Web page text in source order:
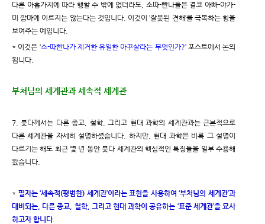
다른 아홉가지에 따라 행할 수 밖에 없더라도, 소따-빤나들은 결코 아빠-야가-
미 깜마에 이르지는 않는다는 것입니다. 이것이 ‘잘못된 견해’를 극복하는 힘을
보여주는 예입니다.
* 이것은 ‘소-따빤나가 제거한 유일한 아꾸살라는 무엇인가?’ 포스트에서 논의
됩니다.
부처님의 세계관과 세속적 세계관
7. 붓다께서는 다른 종교, 철학, 그리고 현대 과학의 세계관과는 근본적으로
다른 세계관을 자세히 설명하셨습니다. 하지만, 현대 과학은 비록 그 설명이
다르기는 해도 최근 몇 년 동안 붓다 세계관의 핵심적인 특징들을 일부 수용해
왔습니다.
* 필자는 ‘세속적(평범한) 세계관’이라는 표현을 사용하여 ‘부처님의 세계관’과
대비되는, 다른 종교, 철학, 그리고 현대 과학이 공유하는 ‘표준 세계관’을 묘사
하고자 합니다.